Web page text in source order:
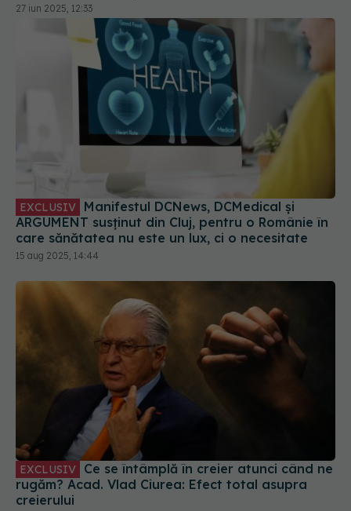
27 iun 2025, 12:33
EXCLUSIV
ARGUMENT susținut din Cluj, pentru o Românie în
care sănătatea nu este un lux, ci o necesitate
15 aug 2025, 14:44
EXCLUSIV
rugăm? Acad. Vlad Ciurea: Efect total asupra
creierului